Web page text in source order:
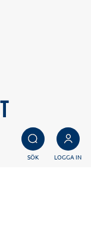
SÖK LOGGA IN